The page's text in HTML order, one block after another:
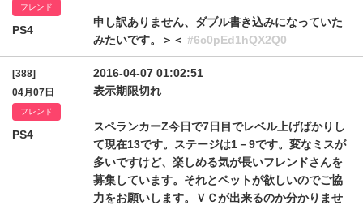
フレンド
PS4
申し訳ありません、ダブル書き込みになっていた
みたいです。＞＜ #6c0pEd1hQX2Q0
[388]
04月07日
フレンド
PS4
2016-04-07 01:02:51
表示期限切れ
スペランカーZ今日で7日目でレベル上げばかりし
て現在13です。ステージは1－9です。変なミスが
多いですけど、楽しめる気が長いフレンドさんを
募集しています。それとペットが欲しいのでご協
力をお願いします。ＶＣが出来るのか分かりませ